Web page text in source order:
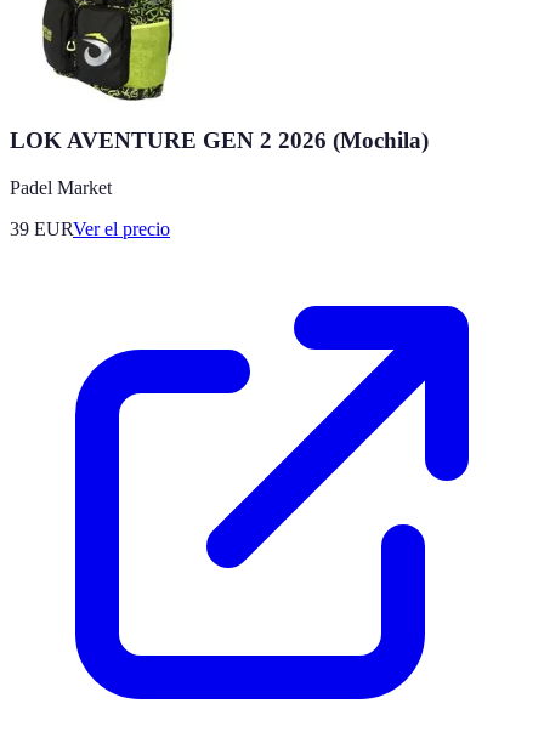
LOK AVENTURE GEN 2 2026 (Mochila)
Padel Market
39 EURVer el precio